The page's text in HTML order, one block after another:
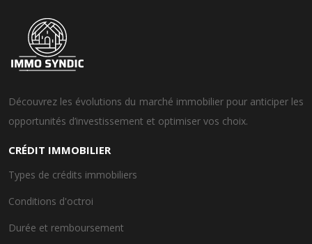
Découvrez les évolutions du marché immobilier pour anticiper les
opportunités d’investissement et optimiser vos choix.
CRÉDIT IMMOBILIER
Types de crédits immobiliers
Conditions d'octroi
Durée et remboursement